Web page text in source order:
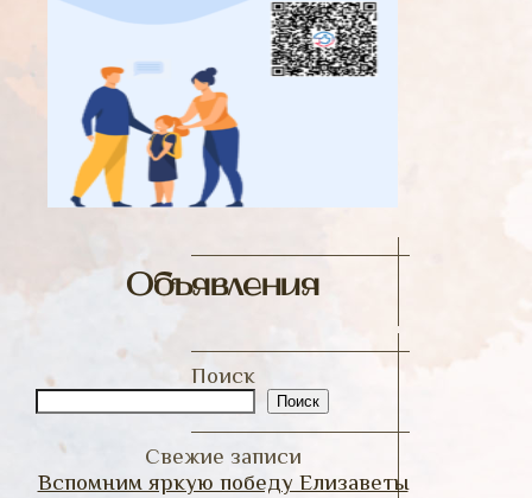
Объявления
Поиск
Поиск
Свежие записи
Вспомним яркую победу Елизаветы